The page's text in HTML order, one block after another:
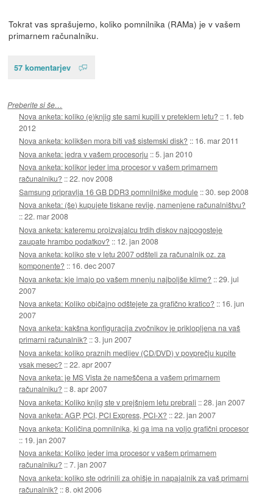
Tokrat vas sprašujemo, koliko pomnilnika (RAMa) je v vašem
primarnem računalniku.
57 komentarjev
Preberite si še…
Nova anketa: koliko (e)knjig ste sami kupili v preteklem letu? :: 1. feb
2012
Nova anketa: kolikšen mora biti vaš sistemski disk? :: 16. mar 2011
Nova anketa: jedra v vašem procesorju ::5. jan 2010
Nova anketa: kolikor jeder ima procesor v vašem primarnem
računalniku? ::22. nov 2008
Samsung pripravlja 16 GB DDR3 pomnilniške module ::30. sep 2008
Nova anketa: (še) kupujete tiskane revije, namenjene računalništvu?
::22. mar 2008
Nova anketa: kateremu proizvajalcu trdih diskov najpogosteje
zaupate hrambo podatkov? :: 12. jan 2008
Nova anketa: koliko ste v letu 2007 odšteli za računalnik oz. za
komponente? :: 16. dec 2007
Nova anketa: kje imajo po vašem mnenju najboljše klime? ::29. jul
2007
Nova anketa: Koliko običajno odštejete za grafično kratico? :: 16. jun
2007
Nova anketa: kakšna konfiguracija zvočnikov je priklopljena na vaš
primarni računalnik? ::3. jun 2007
Nova anketa: koliko praznih medijev (CD/DVD) v povprečju kupite
vsak mesec? ::22. apr 2007
Nova anketa: je MS Vista že nameščena a vašem primarnem
računalniku? ::8. apr 2007
Nova anketa: Koliko knjig ste v prejšnjem letu prebrali ::28. jan 2007
Nova anketa: AGP, PCI, PCI Express, PCI-X? ::22. jan 2007
Nova anketa: Količina pomnilnika, ki ga ima na voljo grafični procesor
:: 19. jan 2007
Nova anketa: Koliko jeder ima procesor v vašem primarnem
računalniku? ::7. jan 2007
Nova anketa: koliko ste odrinili za ohišje in napajalnik za vaš primarni
računalnik? ::8. okt 2006